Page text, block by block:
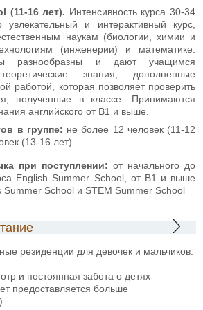
(11-16 лет). Интенсивность курса 30-34
и интерактивный курс,
наукам (биологии, химии и
(инженерии) и математике.
разнообразны и дают учащимся
знания, дополненные
работой, которая позволяет проверить
полученные в классе. Принимаются
английского от В1 и выше.
в группе: не более 12 человек (11-12
(13-16 лет)
при поступлении: от начального до
English Summer School, от В1 и выше
Summer School и STEM Summer School
резиденции для девочек и мальчиков:
и постоянная забота о детях
предоставляется больше